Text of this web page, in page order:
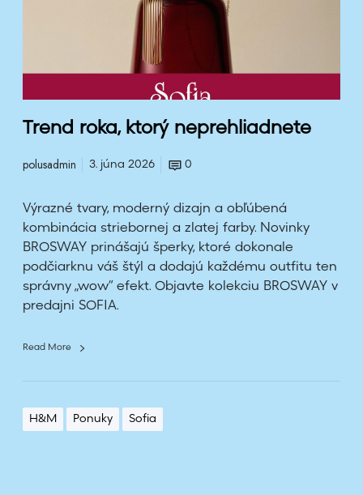
,
o
ý
e
p
r
e
h
l
a
e
Trend roka, ktorý neprehliadnete
polusadmin 3. júna 2026 0
Výrazné tvary, moderný dizajn a obľúbená
kombinácia striebornej a zlatej farby. Novinky
BROSWAY prinášajú šperky, ktoré dokonale
podčiarknu váš štýl a dodajú každému outfitu ten
správny „wow“ efekt. Objavte kolekciu BROSWAY v
predajni SOFIA.
Read More
H&M Ponuky Sofia